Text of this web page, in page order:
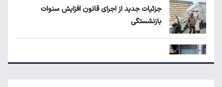
جزئیات جدید از اجرای قانون افزایش سنوات
بازنشستگی
پیش‌بینی جدید از نرخ تورم تا پایان سال